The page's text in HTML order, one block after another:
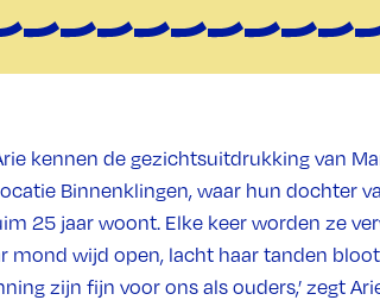
kennen de gezichtsuitdrukking van
Binnenklingen, waar hun dochter
25 jaar woont. Elke keer worden ze
mond wijd open, lacht haar tanden bloot
zijn fijn voor ons als ouders,’ zegt